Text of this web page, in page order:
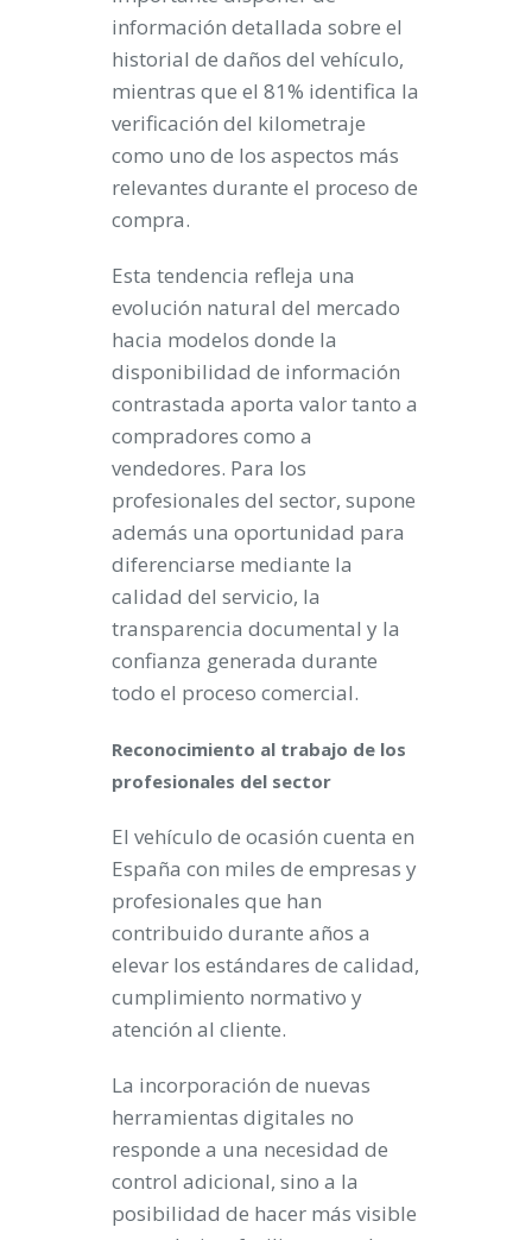
información detallada sobre el
historial de daños del vehículo,
mientras que el 81% identifica la
verificación del kilometraje
como uno de los aspectos más
relevantes durante el proceso de
compra.
Esta tendencia refleja una
evolución natural del mercado
hacia modelos donde la
disponibilidad de información
contrastada aporta valor tanto a
compradores como a
vendedores. Para los
profesionales del sector, supone
además una oportunidad para
diferenciarse mediante la
calidad del servicio, la
transparencia documental y la
confianza generada durante
todo el proceso comercial.
Reconocimiento al trabajo de los
profesionales del sector
El vehículo de ocasión cuenta en
España con miles de empresas y
profesionales que han
contribuido durante años a
elevar los estándares de calidad,
cumplimiento normativo y
atención al cliente.
La incorporación de nuevas
herramientas digitales no
responde a una necesidad de
control adicional, sino a la
posibilidad de hacer más visible